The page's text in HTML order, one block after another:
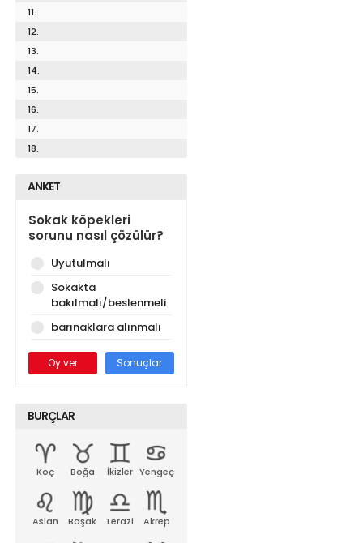
11.
12.
13.
14.
15.
16.
17.
18.
ANKET
Sokak köpekleri
sorunu nasıl çözülür?
Uyutulmalı
Sokakta
bakılmalı/beslenmeli
barınaklara alınmalı
Oy ver Sonuçlar
BURÇLAR
Koç Boğa İkizler Yengeç
Aslan Başak Terazi Akrep